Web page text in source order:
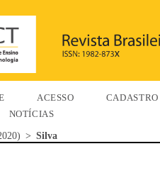
ACESSO
CADASTRO
NOTÍCIAS
> Silva